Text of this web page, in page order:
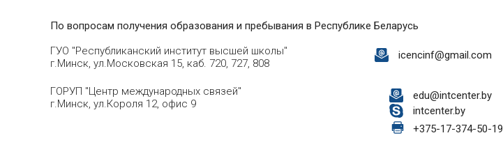
По вопросам получения образования и пребывания в Республике Беларусь
ГУО "Республиканский институт высшей школы"
г.Минск, ул.Московская 15, каб. 720, 727, 808
icencinf@gmail.com
ГОРУП "Центр международных связей"
г.Минск, ул.Короля 12, офис 9
edu@intcenter.by
intcenter.by
+375-17-374-50-19